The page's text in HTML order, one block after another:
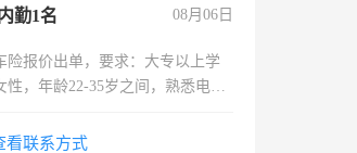
勤1名 08月06日
险报价出单，要求：大专以上学
性，年龄22-35岁之间，熟悉电脑
1-3个月，转正后交纳五险，
看联系方式